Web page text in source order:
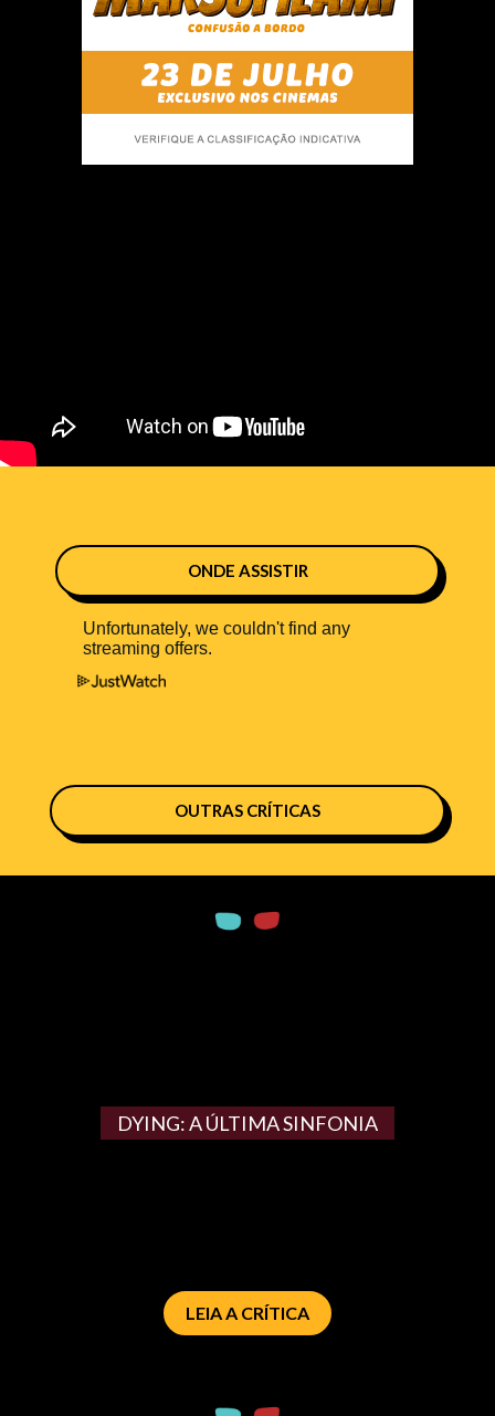
ONDE ASSISTIR
OUTRAS CRÍTICAS
DYING: A ÚLTIMA SINFONIA
LEIA A CRÍTICA